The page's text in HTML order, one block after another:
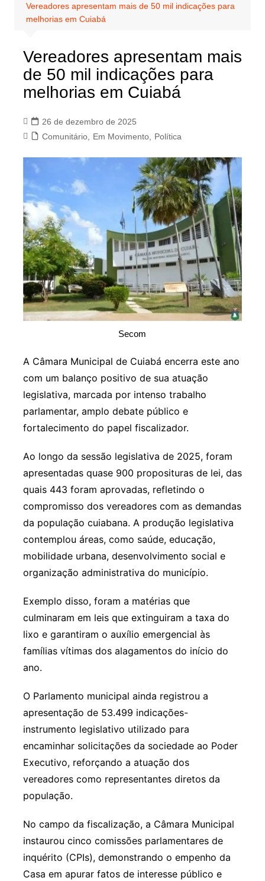
Vereadores apresentam mais de 50 mil indicações para
melhorias em Cuiabá
Vereadores apresentam mais
de 50 mil indicações para
melhorias em Cuiabá
26 de dezembro de 2025
Comunitário, Em Movimento, Política
Secom
A Câmara Municipal de Cuiabá encerra este ano
com um balanço positivo de sua atuação
legislativa, marcada por intenso trabalho
parlamentar, amplo debate público e
fortalecimento do papel fiscalizador.
Ao longo da sessão legislativa de 2025, foram
apresentadas quase 900 proposituras de lei, das
quais 443 foram aprovadas, refletindo o
compromisso dos vereadores com as demandas
da população cuiabana. A produção legislativa
contemplou áreas, como saúde, educação,
mobilidade urbana, desenvolvimento social e
organização administrativa do município.
Exemplo disso, foram a matérias que
culminaram em leis que extinguiram a taxa do
lixo e garantiram o auxílio emergencial às
famílias vítimas dos alagamentos do início do
ano.
O Parlamento municipal ainda registrou a
apresentação de 53.499 indicações-
instrumento legislativo utilizado para
encaminhar solicitações da sociedade ao Poder
Executivo, reforçando a atuação dos
vereadores como representantes diretos da
população.
No campo da fiscalização, a Câmara Municipal
instaurou cinco comissões parlamentares de
inquérito (CPIs), demonstrando o empenho da
Casa em apurar fatos de interesse público e